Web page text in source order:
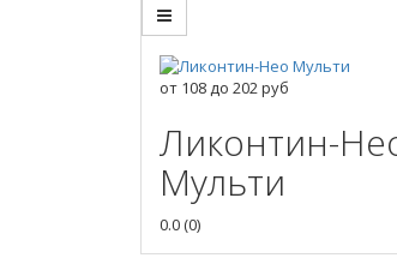
от 108до 202руб
Ликонтин-
Мульти
0.0(0)